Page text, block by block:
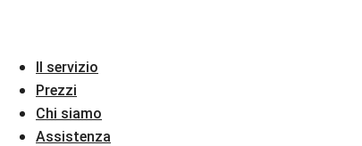
Il servizio
Prezzi
Chi siamo
Assistenza